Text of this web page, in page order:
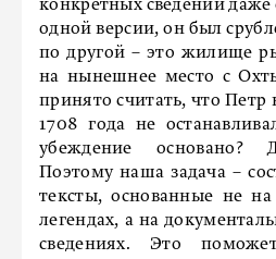
конкретных сведений
одной версии, он был
по другой – это жилище
на нынешнее место с
принято считать, что Петр
1708 года не
убеждение основано?
Поэтому наша задача –
тексты, основанные не
легендах, а на
сведениях. Это